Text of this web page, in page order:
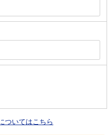
ついてはこちら